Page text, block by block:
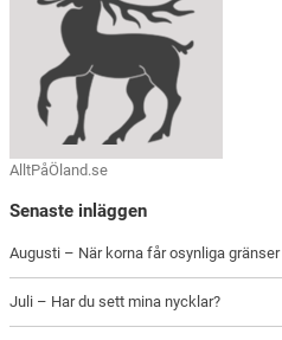
AlltPåÖland.se
Senaste inläggen
Augusti – När korna får osynliga gränser
Juli – Har du sett mina nycklar?